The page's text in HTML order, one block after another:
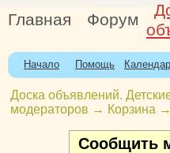
Главная Форум
Начало Помощь
Доска объявлений.
модераторов → Корзина →
Сообщить